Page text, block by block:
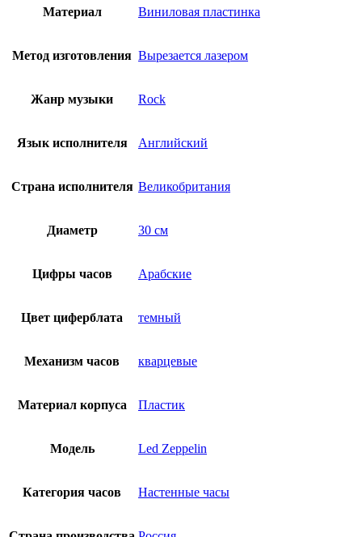
Материал Виниловая пластинка
Метод изготовления Вырезается лазером
Жанр музыки Rock
Язык исполнителя Английский
Страна исполнителя Великобритания
Диаметр 30 см
Цифры часов Арабские
Цвет циферблата темный
Механизм часов кварцевые
Материал корпуса Пластик
Модель Led Zeppelin
Категория часов Настенные часы